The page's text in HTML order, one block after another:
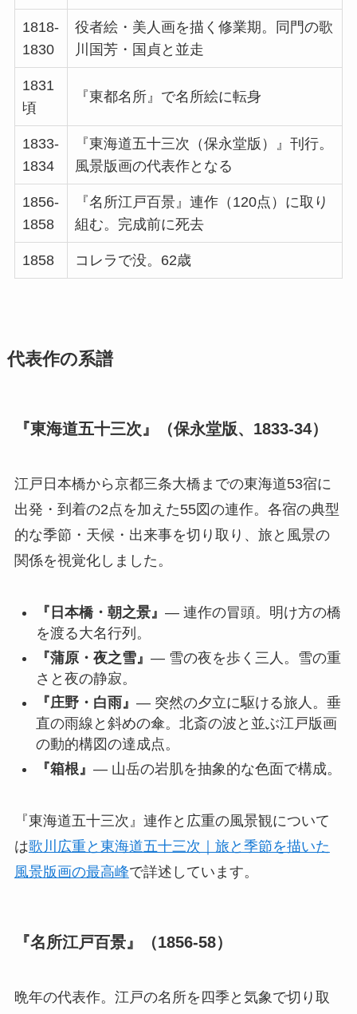
1818-
1830
役者絵・美人画を描く修業期。同門の歌
川国芳・国貞と並走
1831
頃
『東都名所』で名所絵に転身
1833-
1834
『東海道五十三次（保永堂版）』刊行。
風景版画の代表作となる
1856-
1858
『名所江戸百景』連作（120点）に取り
組む。完成前に死去
1858 コレラで没。62歳
代表作の系譜
『東海道五十三次』（保永堂版、1833-34）
江戸日本橋から京都三条大橋までの東海道53宿に
出発・到着の2点を加えた55図の連作。各宿の典型
的な季節・天候・出来事を切り取り、旅と風景の
関係を視覚化しました。
『日本橋・朝之景』 — 連作の冒頭。明け方の橋
を渡る大名行列。
『蒲原・夜之雪』 — 雪の夜を歩く三人。雪の重
さと夜の静寂。
『庄野・白雨』 — 突然の夕立に駆ける旅人。垂
直の雨線と斜めの傘。北斎の波と並ぶ江戸版画
の動的構図の達成点。
『箱根』 — 山岳の岩肌を抽象的な色面で構成。
『東海道五十三次』連作と広重の風景観について
は歌川広重と東海道五十三次｜旅と季節を描いた
風景版画の最高峰で詳述しています。
『名所江戸百景』（1856-58）
晩年の代表作。江戸の名所を四季と気象で切り取